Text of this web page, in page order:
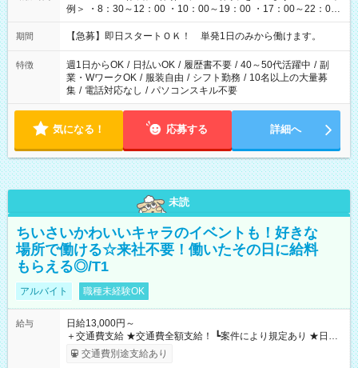
例＞ ・8：30～12：00 ・10：00～19：00 ・17：00～22：00
・13：00～22：00 ・22：00～翌6：00 など
期間 【急募】即日スタートＯＫ！ 単発1日のみから働けます。
特徴 週1日からOK / 日払いOK / 履歴書不要 / 40～50代活躍中 / 副
業・WワークOK / 服装自由 / シフト勤務 / 10名以上の大量募
集 / 電話対応なし / パソコンスキル不要
気になる！ 応募する 詳細へ
未読
ちいさいかわいいキャラのイベントも！好きな
場所で働ける☆来社不要！働いたその日に給料
もらえる◎/T1
アルバイト 職種未経験OK
給与
日給13,000円～
＋交通費支給 ★交通費全額支給！ ┗案件により規定あり ★日払
いOK！（規定あり） ┗働いたその日に現金GET♪ お仕事後はコ
ンビニATMから 日払い分を引き落とせます！ 【試用期間】試
交通費別途支給あり